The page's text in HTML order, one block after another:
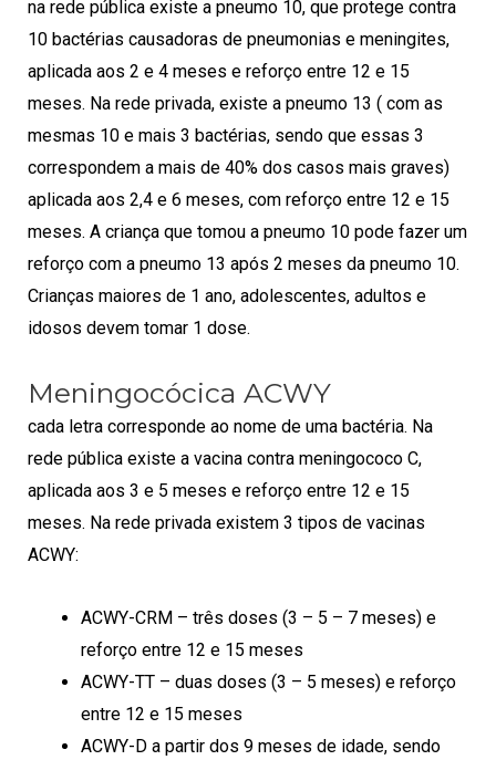
na rede pública existe a pneumo 10, que protege contra
10 bactérias causadoras de pneumonias e meningites,
aplicada aos 2 e 4 meses e reforço entre 12 e 15
meses. Na rede privada, existe a pneumo 13 ( com as
mesmas 10 e mais 3 bactérias, sendo que essas 3
correspondem a mais de 40% dos casos mais graves)
aplicada aos 2,4 e 6 meses, com reforço entre 12 e 15
meses. A criança que tomou a pneumo 10 pode fazer um
reforço com a pneumo 13 após 2 meses da pneumo 10.
Crianças maiores de 1 ano, adolescentes, adultos e
idosos devem tomar 1 dose.
Meningocócica ACWY
cada letra corresponde ao nome de uma bactéria. Na
rede pública existe a vacina contra meningococo C,
aplicada aos 3 e 5 meses e reforço entre 12 e 15
meses. Na rede privada existem 3 tipos de vacinas
ACWY:
ACWY-CRM – três doses (3 – 5 – 7 meses) e
reforço entre 12 e 15 meses
ACWY-TT – duas doses (3 – 5 meses) e reforço
entre 12 e 15 meses
ACWY-D a partir dos 9 meses de idade, sendo